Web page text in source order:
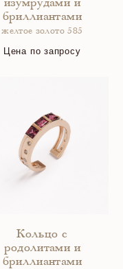
изумрудами и
бриллиантами
желтое золото 585
Цена по запросу
Кольцо с
родолитами и
бриллиантами